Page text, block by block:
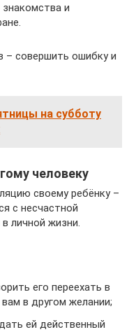
и
– совершить ошибку и
на субботу
человеку
своему ребёнку –
с несчастной
личной жизни.
его переехать в
в другом желании;
ей действенный